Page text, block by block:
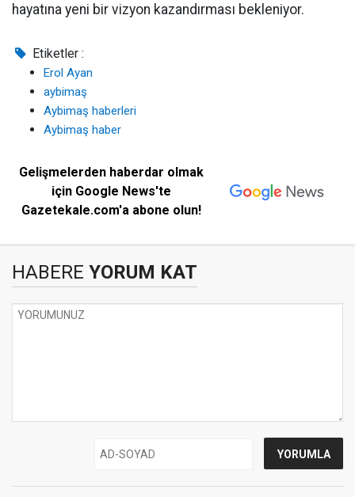
hayatına yeni bir vizyon kazandırması bekleniyor.
Etiketler :
Erol Ayan
aybimaş
Aybimaş haberleri
Aybimaş haber
Gelişmelerden haberdar olmak
için Google News'te
Gazetekale.com'a abone olun!
HABERE YORUM KAT